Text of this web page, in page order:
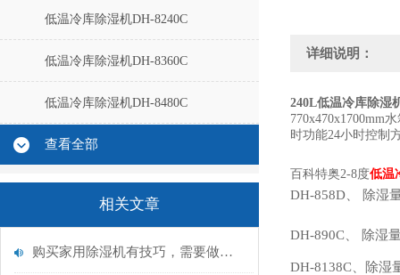
低温冷库除湿机DH-8240C
低温冷库除湿机DH-8360C
低温冷库除湿机DH-8480C
查看全部
相关文章
购买家用除湿机有技巧，需要做到哪些事情
详细说明：
240L低温冷库除湿
770x470x1700mm水
时功能24小时控制
百科特奥2-8度低温
DH-858D、 除湿
DH-890C、 除
DH-8138C、 除